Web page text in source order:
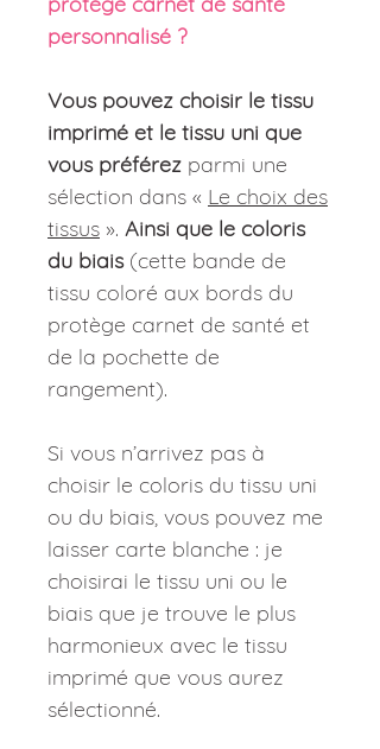
personnalisé ?
Vous pouvez choisir le tissu
imprimé et le tissu uni que
vous préférez parmi une
sélection dans « Le choix des
tissus ». Ainsi que le coloris
du biais(cette bande de
tissu coloré aux bords du
protège carnet de santé et
de la pochette de
rangement).
Si vous n’arrivez pas à
choisir le coloris du tissu uni
ou du biais, vous pouvez me
laisser carte blanche : je
choisirai le tissu uni ou le
biais que je trouve le plus
harmonieux avec le tissu
imprimé que vous aurez
sélectionné.